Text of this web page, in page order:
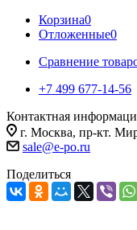
Корзина0
Отложенные0
Сравнение
+7 499 677-14-56
Контактная
г. Москва, пр-кт.
sale@e-po.ru
Поделиться